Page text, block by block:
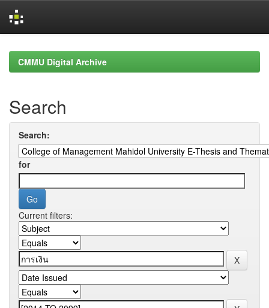
navigationCMMU Digital Archive
Search
Search:
for
Current filters: